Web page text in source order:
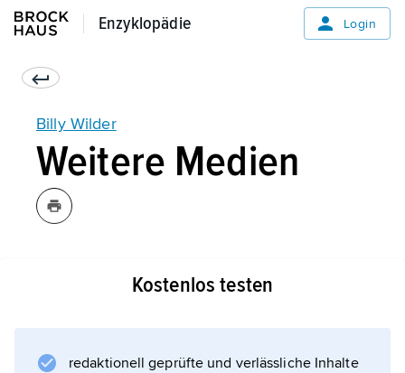
Enzyklopädie
Enzyklopädie Login
Billy Wilder
Weitere Medien
Kostenlos testen
redaktionell geprüfte und verlässliche Inhalte